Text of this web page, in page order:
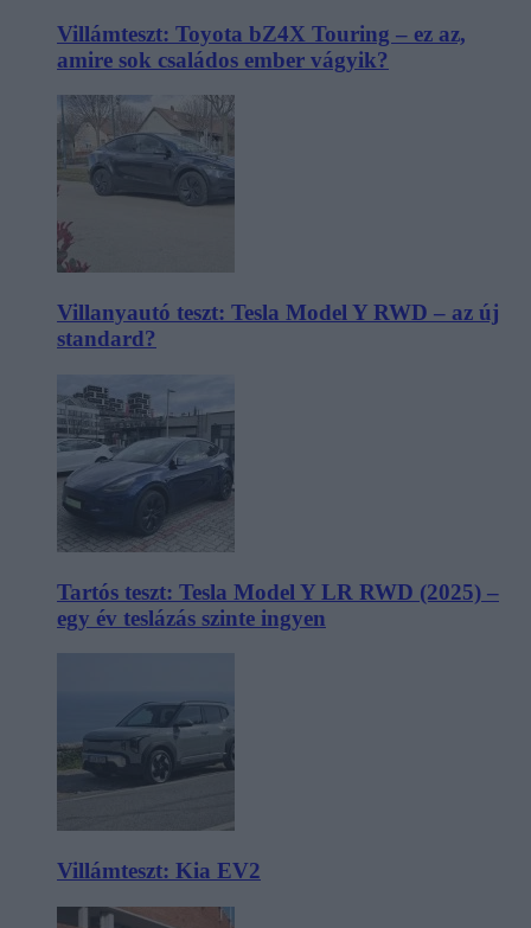
Villámteszt: Toyota bZ4X Touring – ez az,
amire sok családos ember vágyik?
Villanyautó teszt: Tesla Model Y RWD – az új
standard?
Tartós teszt: Tesla Model Y LR RWD (2025) –
egy év teslázás szinte ingyen
Villámteszt: Kia EV2